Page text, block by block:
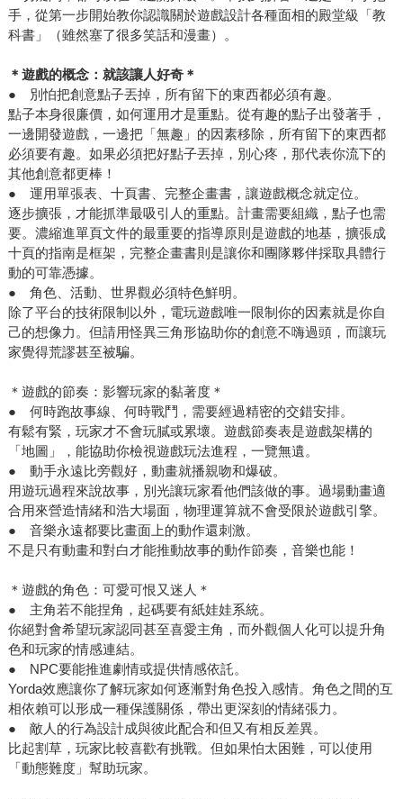
手，從第一步開始教你認識關於遊戲設計各種面相的殿堂級「教
科書」（雖然塞了很多笑話和漫畫）。
＊遊戲的概念：就該讓人好奇＊
● 別怕把創意點子丟掉，所有留下的東西都必須有趣。
點子本身很廉價，如何運用才是重點。從有趣的點子出發著手，
一邊開發遊戲，一邊把「無趣」的因素移除，所有留下的東西都
必須要有趣。如果必須把好點子丟掉，別心疼，那代表你流下的
其他創意都更棒！
● 運用單張表、十頁書、完整企畫書，讓遊戲概念就定位。
逐步擴張，才能抓準最吸引人的重點。計畫需要組織，點子也需
要。濃縮進單頁文件的最重要的指導原則是遊戲的地基，擴張成
十頁的指南是框架，完整企畫書則是讓你和團隊夥伴採取具體行
動的可靠憑據。
● 角色、活動、世界觀必須特色鮮明。
除了平台的技術限制以外，電玩遊戲唯一限制你的因素就是你自
己的想像力。但請用怪異三角形協助你的創意不嗨過頭，而讓玩
家覺得荒謬甚至被騙。
＊遊戲的節奏：影響玩家的黏著度＊
● 何時跑故事線、何時戰鬥，需要經過精密的交錯安排。
有鬆有緊，玩家才不會玩膩或累壞。遊戲節奏表是遊戲架構的
「地圖」，能協助你檢視遊戲玩法進程，一覽無遺。
● 動手永遠比旁觀好，動畫就播親吻和爆破。
用遊玩過程來說故事，別光讓玩家看他們該做的事。過場動畫適
合用來營造情緒和浩大場面，物理運算就不會受限於遊戲引擎。
● 音樂永遠都要比畫面上的動作還刺激。
不是只有動畫和對白才能推動故事的動作節奏，音樂也能！
＊遊戲的角色：可愛可恨又迷人＊
● 主角若不能捏角，起碼要有紙娃娃系統。
你絕對會希望玩家認同甚至喜愛主角，而外觀個人化可以提升角
色和玩家的情感連結。
● NPC要能推進劇情或提供情感依託。
Yorda效應讓你了解玩家如何逐漸對角色投入感情。角色之間的互
相依賴可以形成一種保護關係，帶出更深刻的情緒張力。
● 敵人的行為設計成與彼此配合和但又有相反差異。
比起割草，玩家比較喜歡有挑戰。但如果怕太困難，可以使用
「動態難度」幫助玩家。